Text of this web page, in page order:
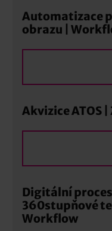
Automatizace
obrazu |
Akvizice ATOS
Digitální
360stupňové
Workflow